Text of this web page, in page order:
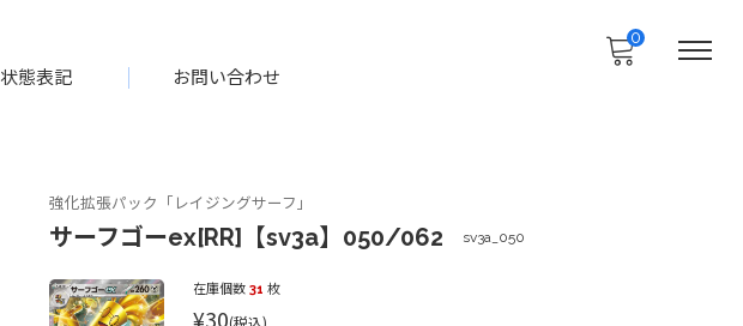
状態表記 お問い合わせ
0
強化拡張パック「レイジングサーフ」
サーフゴーex[RR]【sv3a】050/062 sv3a_050
在庫個数31 枚
¥30(税込)